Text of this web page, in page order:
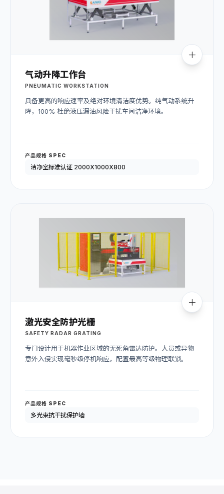
气动升降工作台
PNEUMATIC WORKSTATION
具备更高的响应速率及绝对环境清洁度优势。纯气动系统升
降，100% 杜绝液压漏油风险干扰车间洁净环境。
产品规格 SPEC
洁净室标准认证 2000X1000X800
激光安全防护光栅
SAFETY RADAR GRATING
专门设计用于机器作业区域的无死角雷达防护。人员或异物
意外入侵实现毫秒级停机响应，配置最高等级物理联锁。
产品规格 SPEC
多光束抗干扰保护墙